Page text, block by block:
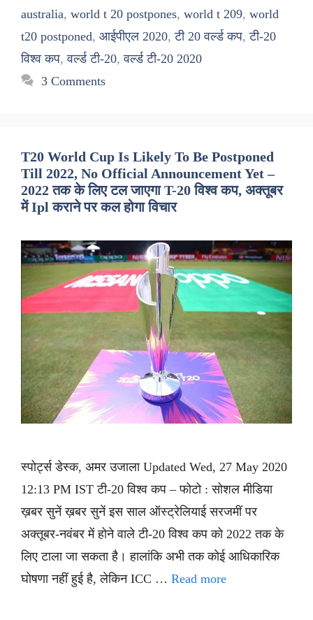
australia, world t 20 postpones, world t 209, world
t20 postponed, आईपीएल 2020,टी 20 वर्ल्ड कप,टी-20
विश्व कप,वर्ल्ड टी-20,वर्ल्ड टी-20 2020
3 Comments
T20 World Cup Is Likely To Be Postponed
Till 2022, No Official Announcement Yet –
2022 तक के लिए टल जाएगा T-20 विश्व कप, अक्तूबर
में Ipl कराने पर कल होगा विचार
स्पोर्ट्स डेस्क, अमर उजाला Updated Wed, 27 May 2020
12:13 PM IST टी-20 विश्व कप – फोटो : सोशल मीडिया
ख़बर सुनें ख़बर सुनें इस साल ऑस्ट्रेलियाई सरजमीं पर
अक्तूबर-नवंबर में होने वाले टी-20 विश्व कप को 2022 तक के
लिए टाला जा सकता है। हालांकि अभी तक कोई आधिकारिक
घोषणा नहीं हुई है, लेकिन ICC … Read more